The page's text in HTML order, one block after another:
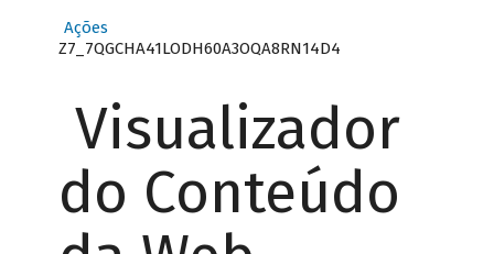
Ações
Z7_7QGCHA41LODH60A3OQA8RN14D4
Visualizador
do Conteúdo